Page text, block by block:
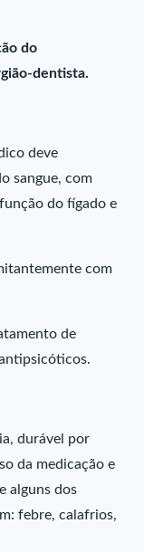
do
dentista.
deve
sangue, com
do fígado e
com
de
durável por
da medicação e
alguns dos
febre, calafrios,